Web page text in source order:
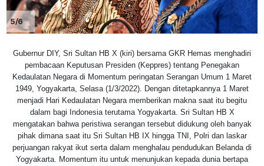
5/6
Gubernur DIY, Sri Sultan HB X (kiri) bersama GKR Hemas menghadiri
pembacaan Keputusan Presiden (Keppres) tentang Penegakan
Kedaulatan Negara di Momentum peringatan Serangan Umum 1 Maret
1949, Yogyakarta, Selasa (1/3/2022). Dengan ditetapkannya 1 Maret
menjadi Hari Kedaulatan Negara memberikan makna saat itu begitu
dalam bagi Indonesia terutama Yogyakarta. Sri Sultan HB X
mengatakan bahwa peristiwa serangan tersebut didukung oleh banyak
pihak dimana saat itu Sri Sultan HB IX hingga TNI, Polri dan laskar
perjuangan rakyat ikut serta dalam menghalau pendudukan Belanda di
Yogyakarta. Momentum itu untuk menunjukan kepada dunia bertapa